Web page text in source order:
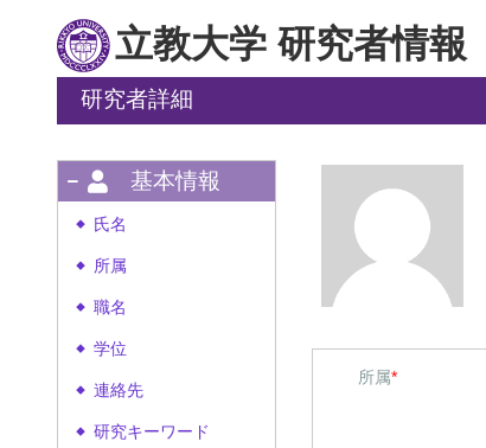
立教大学 研究者情報
研究者詳細
基本情報
◆ 氏名
◆ 所属
◆ 職名
◆ 学位
◆ 連絡先
◆ 研究キーワード
所属*